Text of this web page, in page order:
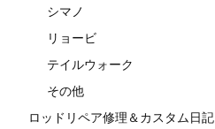
シマノ
リョービ
テイルウォーク
その他
ロッドリペア修理＆カスタム日記